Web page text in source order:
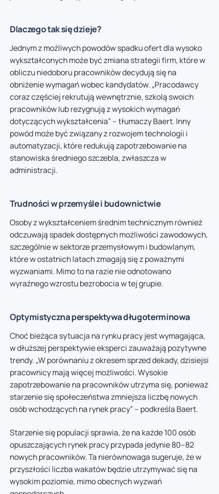
Dlaczego tak się dzieje?
Jednym z możliwych powodów spadku ofert dla wysoko
wykształconych może być zmiana strategii firm, które w
obliczu niedoboru pracowników decydują się na
obniżenie wymagań wobec kandydatów. „Pracodawcy
coraz częściej rekrutują wewnętrznie, szkolą swoich
pracowników lub rezygnują z wysokich wymagań
dotyczących wykształcenia” – tłumaczy Baert. Inny
powód może być związany z rozwojem technologii i
automatyzacji, które redukują zapotrzebowanie na
stanowiska średniego szczebla, zwłaszcza w
administracji.
Trudności w przemyśle i budownictwie
Osoby z wykształceniem średnim technicznym również
odczuwają spadek dostępnych możliwości zawodowych,
szczególnie w sektorze przemysłowym i budowlanym,
które w ostatnich latach zmagają się z poważnymi
wyzwaniami. Mimo to na razie nie odnotowano
wyraźnego wzrostu bezrobocia w tej grupie.
Optymistyczna perspektywa długoterminowa
Choć bieżąca sytuacja na rynku pracy jest wymagająca,
w dłuższej perspektywie eksperci zauważają pozytywne
trendy. „W porównaniu z okresem sprzed dekady, dzisiejsi
pracownicy mają więcej możliwości. Wysokie
zapotrzebowanie na pracowników utrzyma się, ponieważ
starzenie się społeczeństwa zmniejsza liczbę nowych
osób wchodzących na rynek pracy” – podkreśla Baert.
Starzenie się populacji sprawia, że na każde 100 osób
opuszczających rynek pracy przypada jedynie 80–82
nowych pracowników. Ta nierównowaga sugeruje, że w
przyszłości liczba wakatów będzie utrzymywać się na
wysokim poziomie, mimo obecnych wyzwań